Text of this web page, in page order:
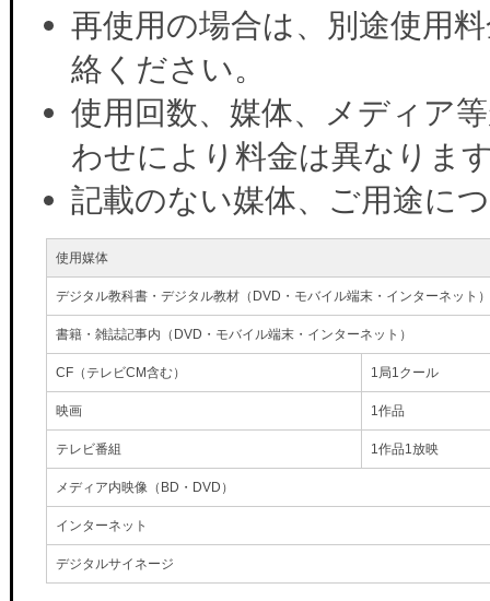
再使用の場合は、別途使用
絡ください。
使用回数、媒体、メディア
わせにより料金は異なりま
記載のない媒体、ご用途に
使用媒体
デジタル教科書・デジタル教材（DVD・モバイル端末・インターネット）
書籍・雑誌記事内（DVD・モバイル端末・インターネット）
CF（テレビCM含む） 1局1クール
映画 1作品
テレビ番組 1作品1放映
メディア内映像（BD・DVD）
インターネット
デジタルサイネージ